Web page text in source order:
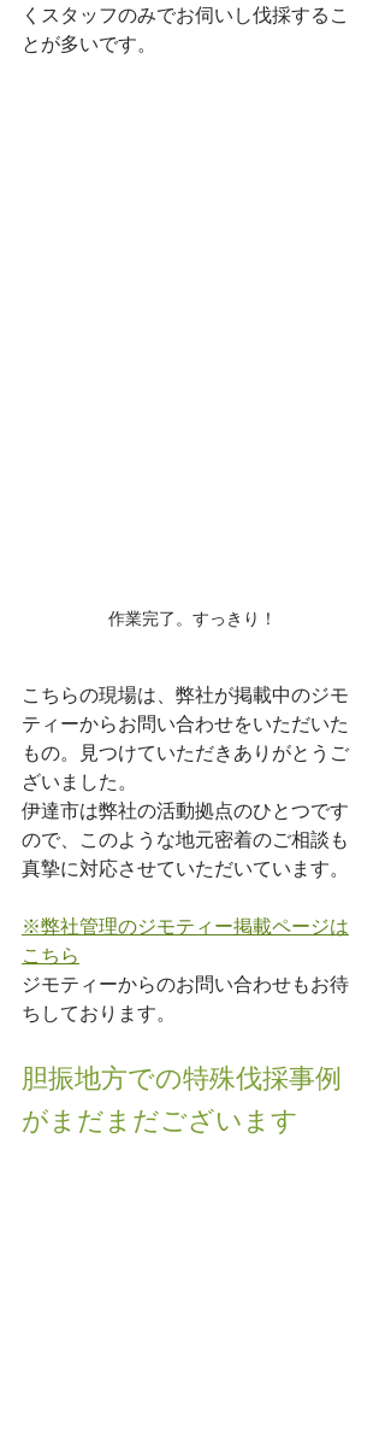
くスタッフのみでお伺いし伐採するこ
とが多いです。
作業完了。すっきり！
こちらの現場は、弊社が掲載中のジモ
ティーからお問い合わせをいただいた
もの。見つけていただきありがとうご
ざいました。
伊達市は弊社の活動拠点のひとつです
ので、このような地元密着のご相談も
真摯に対応させていただいています。
※弊社管理のジモティー掲載ページは
こちら
ジモティーからのお問い合わせもお待
ちしております。
胆振地方での特殊伐採事例
がまだまだございます